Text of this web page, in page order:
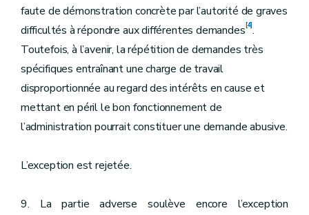
faute de démonstration concrète par l’autorité de graves
difficultés à répondre aux différentes demandes[4].
Toutefois, à l’avenir, la répétition de demandes très
spécifiques entraînant une charge de travail
disproportionnée au regard des intérêts en cause et
mettant en péril le bon fonctionnement de
l’administration pourrait constituer une demande abusive.
L’exception est rejetée.
9. La partie adverse soulève encore l’exception